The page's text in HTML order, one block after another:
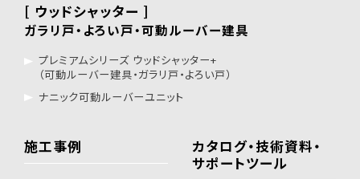
[ ウッドシャッター ]
ガラリ戸・よろい戸・可動ルーバー建具
プレミアムシリーズ ウッドシャッター+
（可動ルーバー建具・ガラリ戸・よろい戸）
ナニック可動ルーバーユニット
施工事例
カタログ・技術資料・
サポートツール